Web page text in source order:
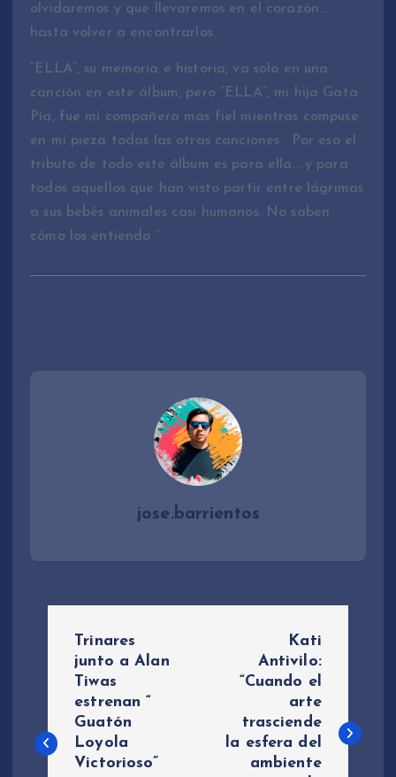
olvidaremos y que llevaremos en el corazón…
hasta volver a encontrarlos.
“ELLA”, su memoria e historia, va solo en una
canción en este álbum, pero “ELLA”, mi hija Gata
Pía, fue mi compañera más fiel mientras compuse
en mi pieza todas las otras canciones. Por eso el
tributo de todo este álbum es para ella… y para
todos aquellos que han visto partir entre lágrimas
a sus bebés animales casi humanos. No saben
cómo los entiendo “
jose.barrientos
e
Trinares
junto a Alan
Tiwas
estrenan “
Guatón
Loyola
Victorioso”
Kati
Antivilo:
“Cuando el
arte
trasciende
la esfera del
ambiente